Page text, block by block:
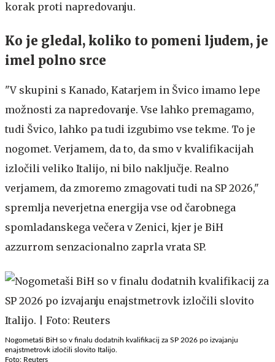
korak proti napredovanju.
Ko je gledal, koliko to pomeni ljudem, je
imel polno srce
"V skupini s Kanado, Katarjem in Švico imamo lepe
možnosti za napredovanje. Vse lahko premagamo,
tudi Švico, lahko pa tudi izgubimo vse tekme. To je
nogomet. Verjamem, da to, da smo v kvalifikacijah
izločili veliko Italijo, ni bilo naključje. Realno
verjamem, da zmoremo zmagovati tudi na SP 2026,"
spremlja neverjetna energija vse od čarobnega
spomladanskega večera v Zenici, kjer je BiH
azzurrom senzacionalno zaprla vrata SP.
Nogometaši BiH so v finalu dodatnih kvalifikacij za SP 2026 po izvajanju
enajstmetrovk izločili slovito Italijo.
Foto: Reuters